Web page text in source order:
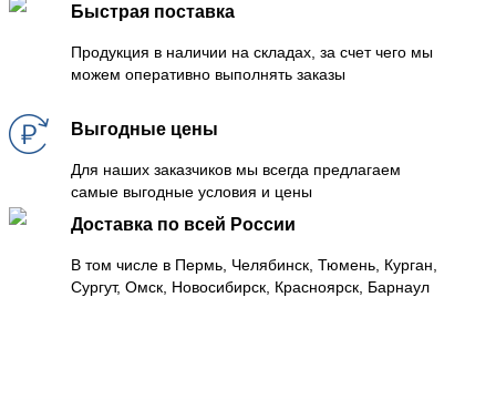
Быстрая поставка
Продукция в наличии на складах, за счет чего мы
можем оперативно выполнять заказы
Выгодные цены
Для наших заказчиков мы всегда предлагаем
самые выгодные условия и цены
Доставка по всей России
В том числе в Пермь, Челябинск, Тюмень, Курган,
Сургут, Омск, Новосибирск, Красноярск, Барнаул